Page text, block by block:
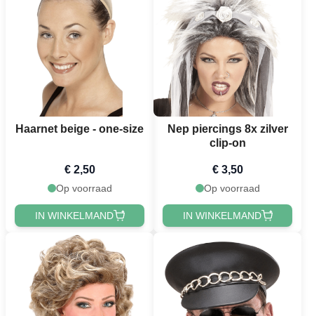
Haarnet beige - one-size
€ 2,50
Op voorraad
IN WINKELMAND
Nep piercings 8x zilver
clip-on
€ 3,50
Op voorraad
IN WINKELMAND